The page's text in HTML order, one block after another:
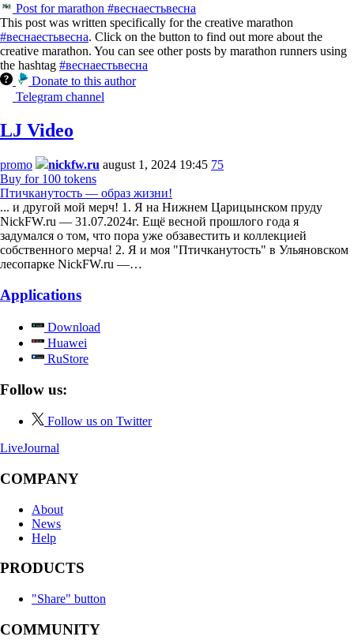
Post for marathon #веснаестьвесна
This post was written specifically for the creative marathon
#веснаестьвесна. Click on the button to find out more about the
creative marathon. You can see other posts by marathon runners using
the hashtag #веснаестьвесна
Donate to this author
Telegram channel
LJ Video
promo nickfw.ru august 1, 2024 19:45 75
Buy for 100 tokens
Птичканутость — образ жизни!
... и другой мой мерч! 1. Я на Нижнем Царицынском пруду
NickFW.ru — 31.07.2024г. Ещё весной прошлого года я
задумался о том, что пора уже обзавестить и коллекцией
собственного мерча! 2. Я и моя "Птичканутость" в Ульяновском
лесопарке NickFW.ru —…
Applications
Download
Huawei
RuStore
Follow us:
Follow us on Twitter
LiveJournal
COMPANY
About
News
Help
PRODUCTS
"Share" button
COMMUNITY